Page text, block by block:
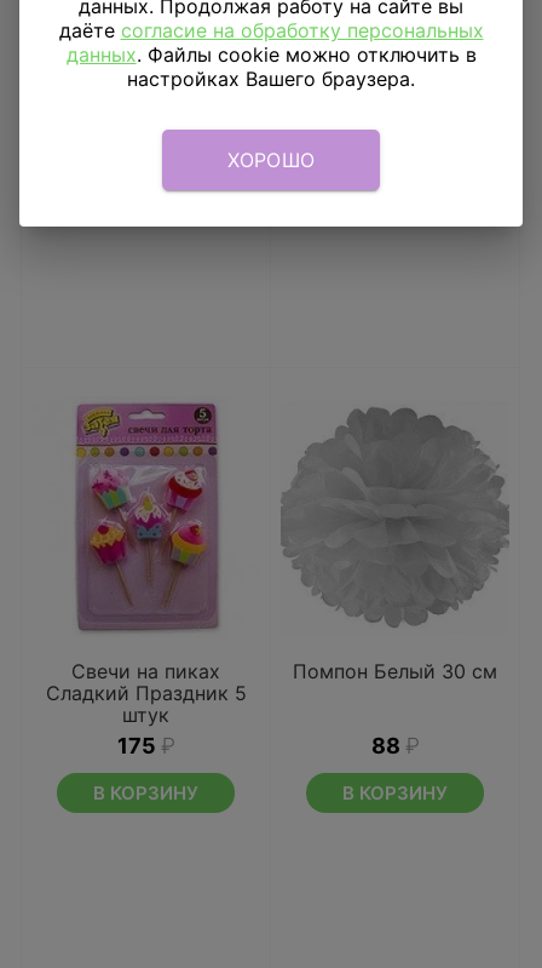
Ободок с рожками
Желтые шары на
В КОРЗИНУ
Помпон Зеленый 20
см
В КОРЗИНУ
Свечи на пиках
Сладкий Праздник 5
штук
175 ₽
В КОРЗИНУ
Помпон Белый 30 см
88 ₽
В КОРЗИНУ
данных. Продолжая работу на сайте вы
даёте согласие на обработку персональных
данных. Файлы cookie можно отключить в
настройках Вашего браузера.
ХОРОШО